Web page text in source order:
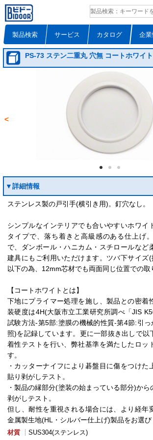
製品検索 サービス カタログ 企
PS-73 ステン二重丸 穴無 コートホワイト
<
▼詳細情報
ステンレス製の戸引手(横引き用)。釘穴なし。
シンプルなインテリアでも合いやすいホワイ
タイプで、落ち着きと高級感のある仕上げ
で、ダンボール・ハニカム・スチロールなど
建具にもご利用いただけます。ツバ下サイズ
以下の為、12mm芯材でも両面同じ位置での取
【コートホワイトとは】
下地にプライマー処理を施し、製品との密着
装硬度は4H(大阪市立工業研究所調べ「JIS
試験方法-第5部:塗膜の機械的性質-第4節:引
照)を記録しています。更に一部抜き出しで以
着性テストを行い、弊社基準を満たしたロッ
す。
・カッターナイフにより碁盤目に傷をつけた
貼り剥がしテスト。
・製品の縁部分(塗装の始まっている部分)から
剥がしテスト。
但し、耐性を重視される場合には、より経年
金属製生地(HL・シルバー仕上げ)製品をお選び
材質 ┊SUS304(ステンレス)